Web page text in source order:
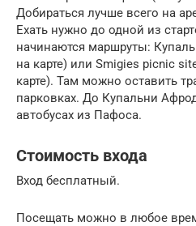
Добираться лучше всего на
Ехать нужно до одной из
начинаются маршруты:
на карте) или Smigies picnic
карте). Там можно оставить
парковках. До Купальни
автобусах из Пафоса.
Стоимость входа
Вход бесплатный.
Посещать можно в любое